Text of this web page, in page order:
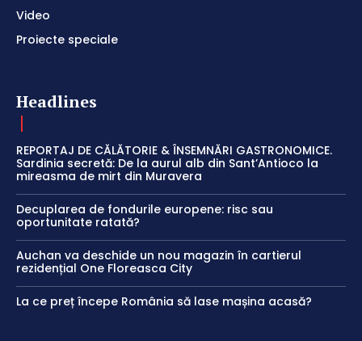
Video
Proiecte speciale
Headlines
REPORTAJ DE CĂLĂTORIE & ÎNSEMNĂRI GASTRONOMICE.
Sardinia secretă: De la aurul alb din Sant’Antioco la
mireasma de mirt din Muravera
Decuplarea de fondurile europene: risc sau
oportunitate ratată?
Auchan va deschide un nou magazin în cartierul
rezidențial One Floreasca City
La ce preț începe România să lase mașina acasă?